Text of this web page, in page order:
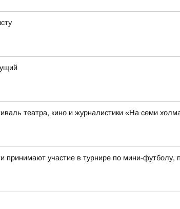
театра, кино и журналистики «На семи
принимают участие в турнире по мини-футболу,